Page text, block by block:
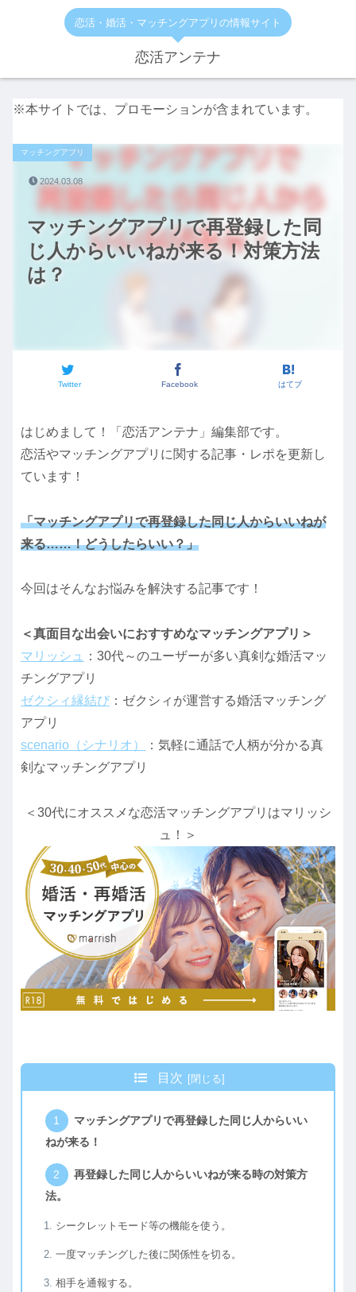
恋活・婚活・マッチングアプリの情報サイト
恋活アンテナ
※本サイトでは、プロモーションが含まれています。
マッチングアプリで再登録した同
じ人からいいねが来る！対策方法
は？
マッチングアプリ
Twitter Facebook はてブ
2024.03.08
はじめまして！「恋活アンテナ」編集部です。
恋活やマッチングアプリに関する記事・レポを更新し
ています！
「マッチングアプリで再登録した同じ人からいいねが
来る……！どうしたらいい？」
今回はそんなお悩みを解決する記事です！
＜真面目な出会いにおすすめなマッチングアプリ＞
マリッシュ
：30代～のユーザーが多い真剣な婚活マッ
チングアプリ
ゼクシィ縁結び ：ゼクシィが運営する婚活マッチング
アプリ
scenario（シナリオ）
：気軽に通話で人柄が分かる真
剣なマッチングアプリ
＜30代にオススメな恋活マッチングアプリはマリッシ
ュ！＞
目次
マッチングアプリで再登録した同じ人からいい
ねが来る！
再登録した同じ人からいいねが来る時の対策方
法。
シークレットモード等の機能を使う。
一度マッチングした後に関係性を切る。
相手を通報する。